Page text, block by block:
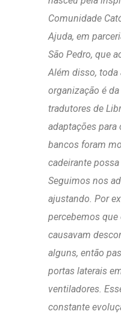
Comunidade
Ajuda, em
São Pedro, que
Além disso, toda
organização é
tradutores de
adaptações
bancos foram
cadeirante
Seguimos nos
ajustando. Por
percebemos
causavam
alguns, então
portas laterais
ventiladores.
constante